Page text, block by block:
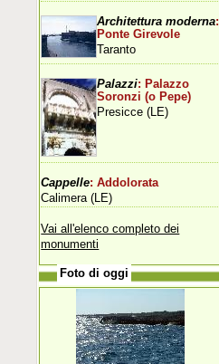
Architettura moderna:
Ponte Girevole
Taranto
Palazzi: Palazzo
Soronzi (o Pepe)
Presicce (LE)
Cappelle: Addolorata
Calimera (LE)
Vai all'elenco completo dei
monumenti
Foto di oggi